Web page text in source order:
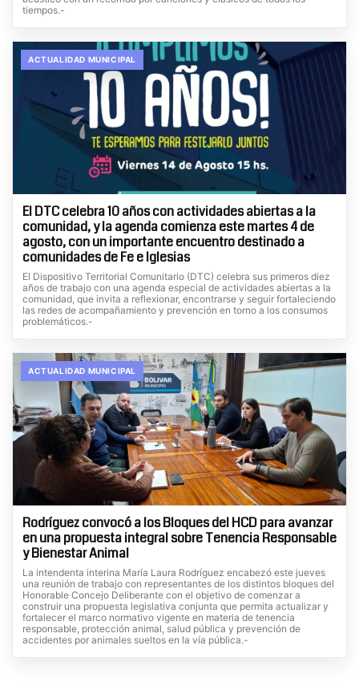
tiempos.-
ACTUALIDAD MUNICIPAL
El DTC celebra 10 años con actividades abiertas a la
comunidad, y la agenda comienza este martes 4 de
agosto, con un importante encuentro destinado a
comunidades de Fe e Iglesias
El Dispositivo Territorial Comunitario (DTC) celebra sus primeros diez
años de trabajo con una agenda especial de actividades abiertas a la
comunidad, que invita a reflexionar, encontrarse y seguir fortaleciendo
las redes de acompañamiento y prevención en torno a los consumos
problemáticos.-
ACTUALIDAD MUNICIPAL
Rodríguez convocó a los Bloques del HCD para avanzar
en una propuesta integral sobre Tenencia Responsable
y Bienestar Animal
La intendenta interina María Laura Rodríguez encabezó este jueves
una reunión de trabajo con representantes de los distintos bloques del
Honorable Concejo Deliberante con el objetivo de comenzar a
construir una propuesta legislativa conjunta que permita actualizar y
fortalecer el marco normativo vigente en materia de tenencia
responsable, protección animal, salud pública y prevención de
accidentes por animales sueltos en la vía pública.-